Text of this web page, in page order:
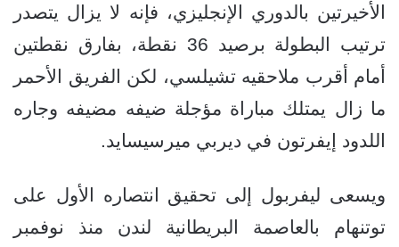
الأخيرتين بالدوري الإنجليزي، فإنه لا يزال يتصدر
ترتيب البطولة برصيد 36 نقطة، بفارق نقطتين
أمام أقرب ملاحقيه تشيلسي، لكن الفريق الأحمر
ما زال يمتلك مباراة مؤجلة ضيفه مضيفه وجاره
اللدود إيفرتون في ديربي ميرسيسايد.
ويسعى ليفربول إلى تحقيق انتصاره الأول على
توتنهام بالعاصمة البريطانية لندن منذ نوفمبر